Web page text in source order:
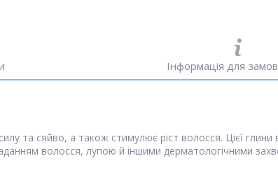
Інформація для
та сяйво, а також стимулює ріст волосся. Цієї
волосся, лупою й іншими дерматологічними